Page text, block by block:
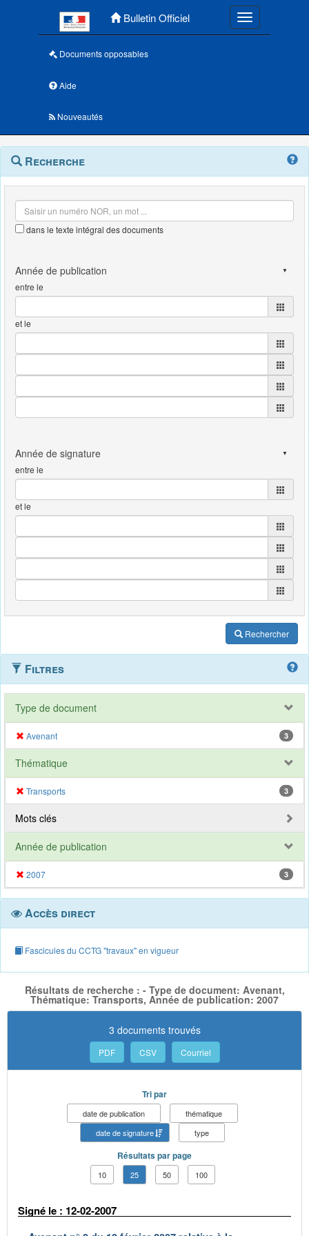
Bulletin Officiel Toggle
Documents opposables
Aide
Nouveautés
Navigation
outils
Menu
contextuel
Recherche
dans le texte intégral des documents
entre le
et le
entre le
et le
Rechercher
Filtres
Type de document
Avenant 3
Thématique
Transports 3
Mots clés
Année de publication
2007 3
Accès direct
Fascicules du CCTG "travaux" en vigueur
Résultats de recherche : - Type de document: Avenant,
Thématique: Transports, Année de publication: 2007
3 documents trouvés
PDF CSV Courriel
Tri par
date de publication
thématique
date de signature
type
Résultats par page
10 25 50 100
Signé le : 12-02-2007